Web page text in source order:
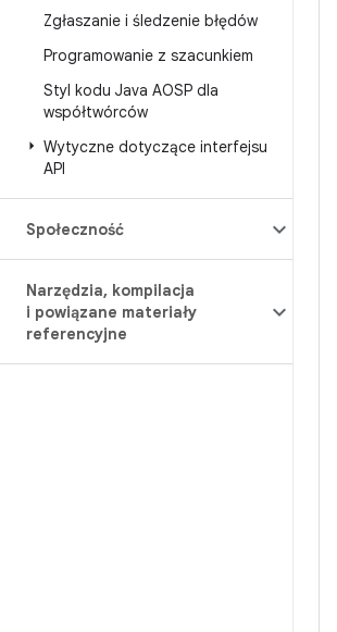
Zgłaszanie i śledzenie błędów
Programowanie z szacunkiem
Styl kodu Java AOSP dla
współtwórców
Wytyczne dotyczące interfejsu
API
Społeczność
Narzędzia, kompilacja
i powiązane materiały
referencyjne